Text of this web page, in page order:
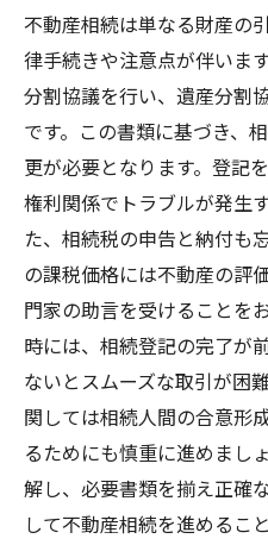
不動産相続は単なる財産の
律手続きや注意点が伴いま
分割協議を行い、遺産分割
です。この書類に基づき、
更が必要となります。登記
権利関係でトラブルが発生
た、相続税の申告と納付も
の課税価格には不動産の評
門家の助言を受けることを
時には、相続登記の完了が
ないとスムーズな取引が困
関しては相続人間の合意形
るためにも慎重に進めまし
解し、必要書類を揃え正確
して不動産相続を進めるこ